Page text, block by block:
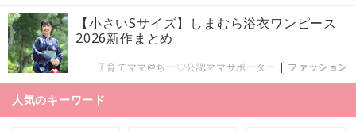
【小さいSサイズ】しまむら浴衣ワンピース
2026新作まとめ
子育てママ@ちー♡公認ママサポーター | ファッション
人気のキーワード